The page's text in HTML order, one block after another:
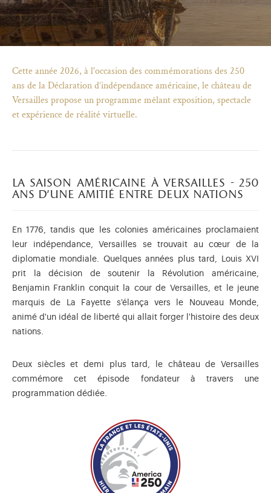
Cette année 2026, à l'occasion des commémorations des 250
ans de la Déclaration d’indépendance américaine, le château de
Versailles propose un programme mêlant exposition, spectacle
et expérience de réalité virtuelle.
la saison américaine à versailles - 250
ans d'une amitié entre deux nations
En 1776, tandis que les colonies américaines proclamaient
leur indépendance, Versailles se trouvait au cœur de la
diplomatie mondiale. Quelques années plus tard, Louis XVI
prit la décision de soutenir la Révolution américaine,
Benjamin Franklin conquit la cour de Versailles, et le jeune
marquis de La Fayette s'élança vers le Nouveau Monde,
animé d'un idéal de liberté qui allait forger l'histoire des deux
nations.
Deux siècles et demi plus tard, le château de Versailles
commémore cet épisode fondateur à travers une
programmation dédiée.